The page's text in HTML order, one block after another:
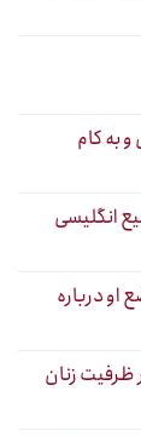
به کام
انگلیسی
او درباره
ظرفیت زنان